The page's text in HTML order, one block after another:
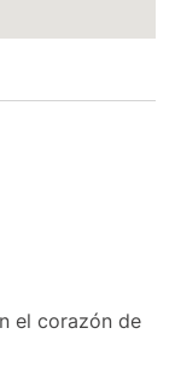
el corazón de